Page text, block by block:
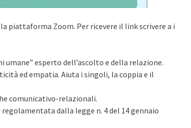
piattaforma Zoom. Per ricevere il link scrivere a i
esperto dell’ascolto e della relazione.
ed empatia. Aiuta i singoli, la coppia e il
comunicativo-relazionali.
dalla legge n. 4 del 14 gennaio